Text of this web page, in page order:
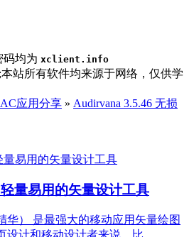
码均为 xclient.info
站所有软件均来源于网络，仅供学
应用分享 » Audirvana 3.5.46 无损
量易用的矢量设计工具
华） 是最强大的移动应用矢量绘图
设计和移动设计者来说，比